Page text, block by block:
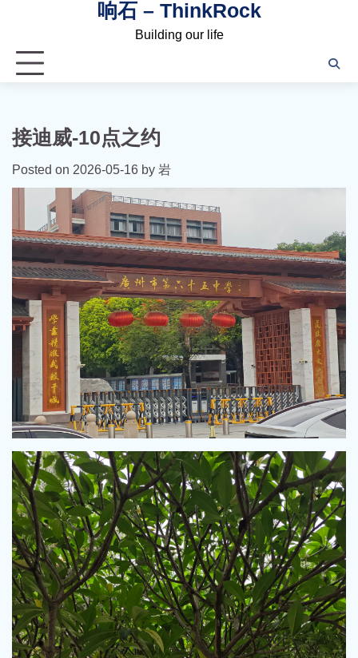
响石 – ThinkRock
Building our life
接迪威-10点之约
Posted on 2026-05-16 by 岩